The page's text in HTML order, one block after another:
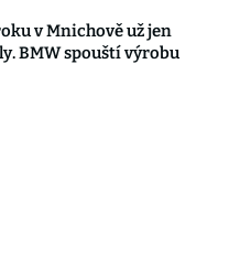
v Mnichově už jen
BMW spouští výrobu